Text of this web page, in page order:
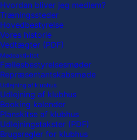
Hvordan bliver jeg medlem?
Træningssteder
Hovedbestyrelse
Vores historie
Vedtægter (PDF)
Mødeaktivitet
Fællesbestyrelsesmøder
Repræsentantskabsmøde
Udlejning af klubhus
Udlejning af klubhus
Booking kalender
Planskitse af klubhus
Udlejningstakster (PDF)
Brugsregler for klubhus
My Calendar